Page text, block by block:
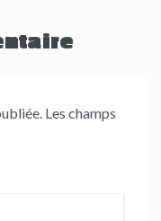
Les champs